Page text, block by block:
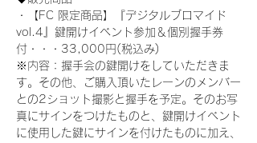
・【FC 限定商品】『デジタルブロマイド
vol.4』鍵開けイベント参加＆個別握手券
付・・・33,000円(税込み)
※内容：握手会の鍵開けをしていただきま
す。その他、ご購入頂いたレーンのメンバー
との2ショット撮影と握手を予定。そのお写
真にサインをつけたものと、鍵開けイベント
に使用した鍵にサインを付けたものに加え、